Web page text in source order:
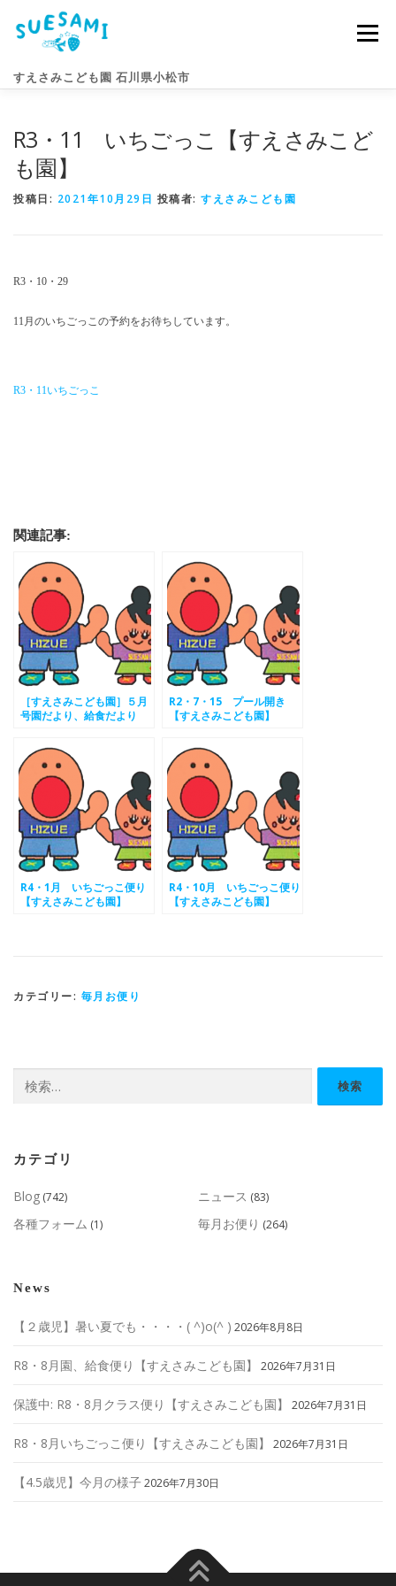
すえさみこども園 石川県小松市
メニュー
園のこと すえさみライフ 入園案内 ニュース
アクセス お問い合わせ
R3・11 いちごっこ【すえさみこど
も園】
投稿日: 2021年10月29日 投稿者: すえさみこども園
R3・10・29
11月のいちごっこの予約をお待ちしています。
R3・11いちごっこ
関連記事:
［すえさみこども園］５月
号園だより、給食だより
R2・7・15 プール開き
【すえさみこども園】
R4・1月 いちごっこ便り
【すえさみこども園】
R4・10月 いちごっこ便り
【すえさみこども園】
カテゴリー: 毎月お便り
索:
カテゴリ
Blog (742) ニュース (83)
各種フォーム (1) 毎月お便り (264)
News
【２歳児】暑い夏でも・・・・( ^)o(^ ) 2026年8月8日
R8・8月園、給食便り【すえさみこども園】 2026年7月31日
保護中: R8・8月クラス便り【すえさみこども園】 2026年7月31日
R8・8月いちごっこ便り【すえさみこども園】 2026年7月31日
【4.5歳児】今月の様子 2026年7月30日